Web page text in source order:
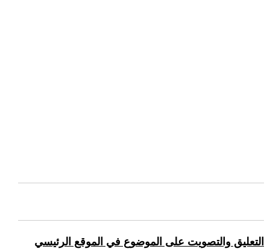
التعليق والتصويت على الموضوع في الموقع الرئيسي